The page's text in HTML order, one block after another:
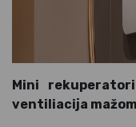
Mini
ventiliacija